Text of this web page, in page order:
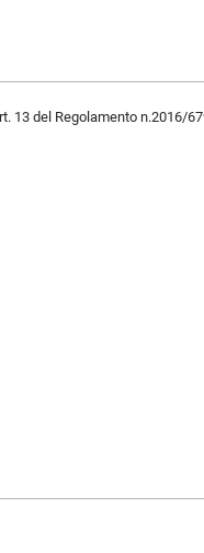
13 del Regolamento n.2016/